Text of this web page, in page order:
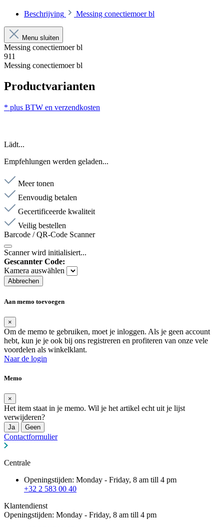
Beschrijving Messing conectiemoer bl
Menu sluiten
Messing conectiemoer bl
911
Messing conectiemoer bl
Productvarianten
* plus BTW en verzendkosten
Lädt...
Empfehlungen werden geladen...
Meer tonen
Eenvoudig betalen
Gecertificeerde kwaliteit
Veilig bestellen
Barcode / QR-Code Scanner
Scanner wird initialisiert...
Gescannter Code:
Kamera auswählen
Abbrechen
Aan memo toevoegen
×
Om de memo te gebruiken, moet je inloggen. Als je geen account
hebt, kun je je ook bij ons registreren en profiteren van onze vele
voordelen als winkelklant.
Naar de login
Memo
×
Het item staat in je memo. Wil je het artikel echt uit je lijst
verwijderen?
Ja Geen
Contactformulier
Centrale
Openingstijden: Monday - Friday, 8 am till 4 pm
+32 2 583 00 40
Klantendienst
Openingstijden: Monday - Friday, 8 am till 4 pm